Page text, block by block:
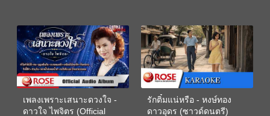
เพลงเพราะเสนาะดวงใจ -
ดาวใจ ไพจิตร (Official
รักติ๋มแน่หรือ - หงษ์ทอง
ดาวอุดร (ซาวด์ดนตรี)